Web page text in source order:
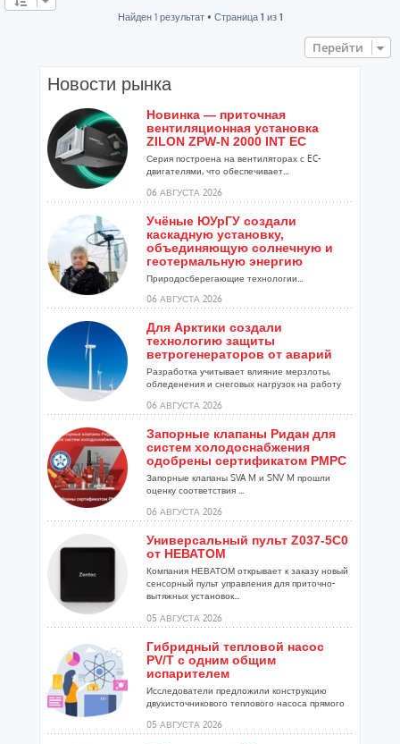
Найден 1 результат • Страница 1 из 1
Перейти
Новости рынка
Новинка — приточная
вентиляционная установка
ZILON ZPW-N 2000 INT EC
Серия построена на вентиляторах с EC-
двигателями, что обеспечивает...
06 АВГУСТА 2026
Учёные ЮУрГУ создали
каскадную установку,
объединяющую солнечную и
геотермальную энергию
Природосберегающие технологии...
06 АВГУСТА 2026
Для Арктики создали
технологию защиты
ветрогенераторов от аварий
Разработка учитывает влияние мерзлоты,
обледенения и снеговых нагрузок на работу
06 АВГУСТА 2026
Запорные клапаны Ридан для
систем холодоснабжения
одобрены сертификатом РМРС
Запорные клапаны SVA M и SNV M прошли
оценку соответствия ...
06 АВГУСТА 2026
Универсальный пульт Z037-5C0
от НЕВАТОМ
Компания НЕВАТОМ открывает к заказу новый
сенсорный пульт управления для приточно-
вытяжных установок...
05 АВГУСТА 2026
Гибридный тепловой насос
PV/T с одним общим
испарителем
Исследователи предложили конструкцию
двухисточникового теплового насоса прямого
05 АВГУСТА 2026